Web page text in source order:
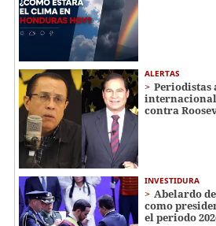
ALERTAS
Periodistas
contra
INVESTIDURA
Abelardo
como
el periodo